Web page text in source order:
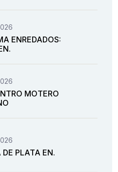
ENREDADOS:
MOTERO
DE PLATA EN.